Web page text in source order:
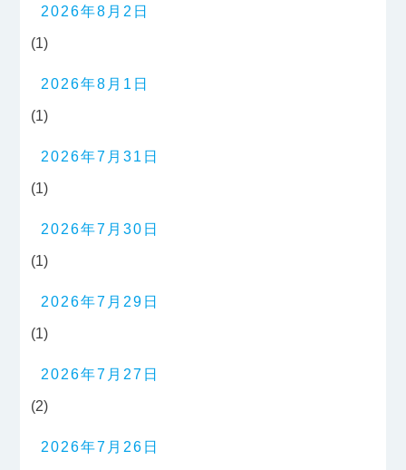
2026年8月2日
(1)
2026年8月1日
(1)
2026年7月31日
(1)
2026年7月30日
(1)
2026年7月29日
(1)
2026年7月27日
(2)
2026年7月26日